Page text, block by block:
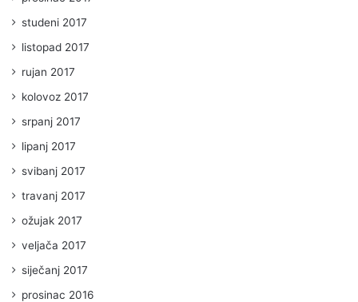
studeni 2017
listopad 2017
rujan 2017
kolovoz 2017
srpanj 2017
lipanj 2017
svibanj 2017
travanj 2017
ožujak 2017
veljača 2017
siječanj 2017
prosinac 2016